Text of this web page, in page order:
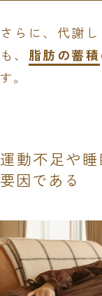
さらに、代謝
も、 脂肪の蓄積
す。
運動不足や
要因である